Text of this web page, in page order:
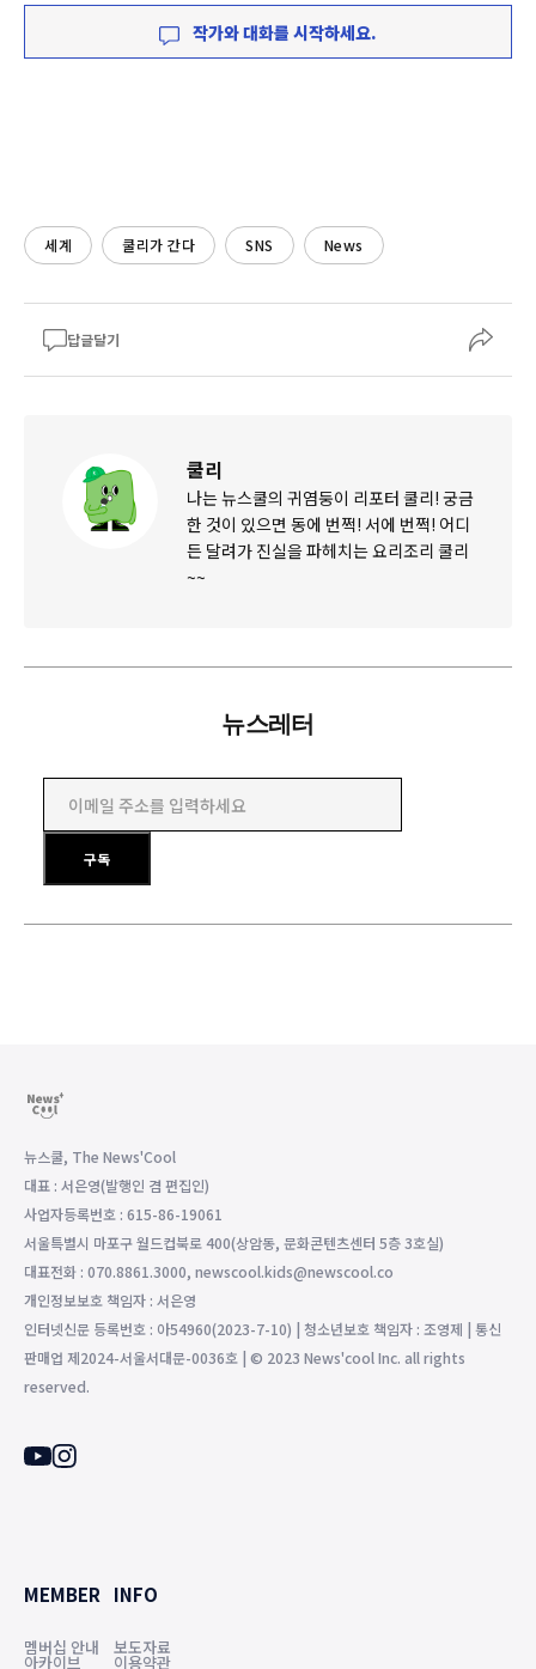
작가와 대화를 시작하세요.
세계 쿨리가 간다 SNS News
답글달기
쿨리
나는 뉴스쿨의 귀염둥이 리포터 쿨리! 궁금
한 것이 있으면 동에 번쩍! 서에 번쩍! 어디
든 달려가 진실을 파헤치는 요리조리 쿨리
~~
뉴스레터
구독
뉴스쿨, The News'Cool
대표 : 서은영(발행인 겸 편집인)
사업자등록번호 : 615-86-19061
서울특별시 마포구 월드컵북로 400(상암동, 문화콘텐츠센터 5층 3호실)
대표전화 : 070.8861.3000, newscool.kids@newscool.co
개인정보보호 책임자 : 서은영
인터넷신문 등록번호 : 아54960(2023-7-10) | 청소년보호 책임자 : 조영제 | 통신
판매업 제2024-서울서대문-0036호 | © 2023 News'cool Inc. all rights
reserved.
MEMBER
멤버십 안내
아카이브
INFO
보도자료
이용약관